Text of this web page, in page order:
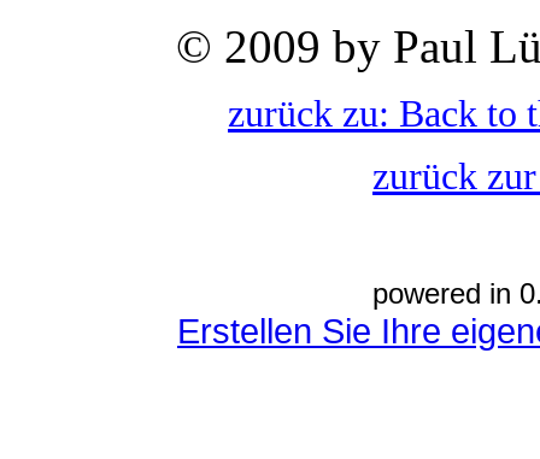
© 2009 by Paul
zurück zu: Back to
zurück
powered in
Erstellen Sie Ihre